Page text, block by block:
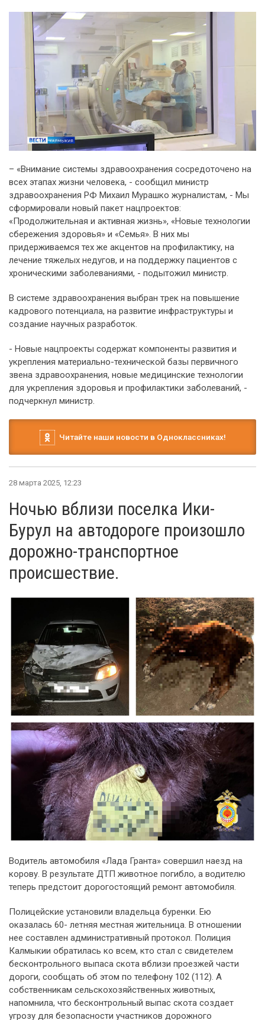
– «Внимание системы здравоохранения сосредоточено на
всех этапах жизни человека, - сообщил министр
здравоохранения РФ Михаил Мурашко журналистам, - Мы
сформировали новый пакет нацпроектов:
«Продолжительная и активная жизнь», «Новые технологии
сбережения здоровья» и «Семья». В них мы
придерживаемся тех же акцентов на профилактику, на
лечение тяжелых недугов, и на поддержку пациентов с
хроническими заболеваниями, - подытожил министр.
В системе здравоохранения выбран трек на повышение
кадрового потенциала, на развитие инфраструктуры и
создание научных разработок.
- Новые нацпроекты содержат компоненты развития и
укрепления материально-технической базы первичного
звена здравоохранения, новые медицинские технологии
для укрепления здоровья и профилактики заболеваний, -
подчеркнул министр.
Читайте наши новости в Одноклассниках!
28 марта 2025, 12:23
Ночью вблизи поселка Ики-
Бурул на автодороге произошло
дорожно-транспортное
происшествие.
Водитель автомобиля «Лада Гранта» совершил наезд на
корову. В результате ДТП животное погибло, а водителю
теперь предстоит дорогостоящий ремонт автомобиля.
Полицейские установили владельца буренки. Ею
оказалась 60- летняя местная жительница. В отношении
нее составлен административный протокол. Полиция
Калмыкии обратилась ко всем, кто стал с свидетелем
бесконтрольного выпаса скота вблизи проезжей части
дороги, сообщать об этом по телефону 102 (112). А
собственникам сельскохозяйственных животных,
напомнила, что бесконтрольный выпас скота создает
угрозу для безопасности участников дорожного